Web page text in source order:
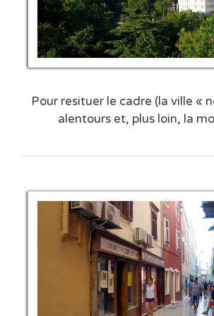
Pour resituer le cadre (la ville «
alentours et, plus loin, la